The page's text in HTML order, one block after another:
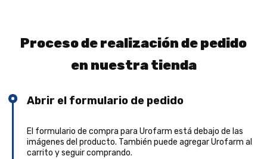
Proceso de realización de pedido
en nuestra tienda
Abrir el formulario de pedido
El formulario de compra para Urofarm está debajo de las
imágenes del producto. También puede agregar Urofarm al
carrito y seguir comprando.